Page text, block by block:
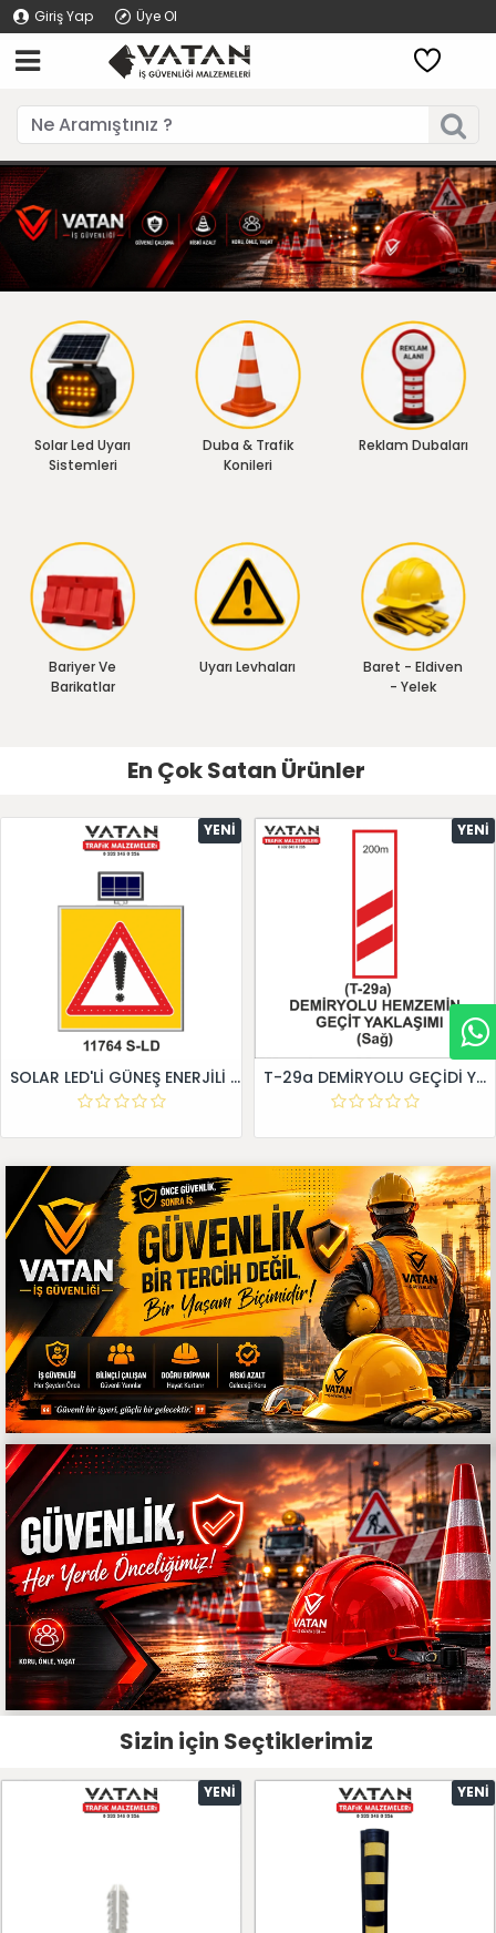
Giriş Yap Üye Ol
Solar Led Uyarı
Sistemleri
Duba & Trafik
Konileri
Reklam Dubaları
Bariyer Ve
Barikatlar
Uyarı Levhaları
Baret - Eldiven
- Yelek
En Çok Satan Ürünler
YENI
SOLAR LED'Lİ GÜNEŞ ENERJİLİ LEVHA
YENI
T-29a DEMİRYOLU GEÇİDİ YAKLAŞIM LEVHALARI (Sağ)
Sizin için Seçtiklerimiz
YENI YENI